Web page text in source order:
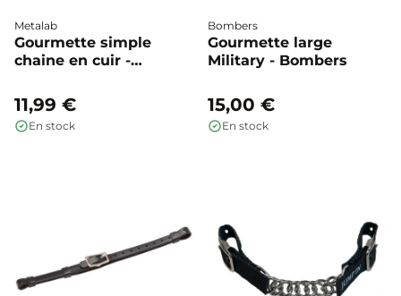
Metalab
Gourmette simple
chaine en cuir -
11,99 €
En stock
Bombers
Gourmette large
Military - Bombers
15,00 €
En stock